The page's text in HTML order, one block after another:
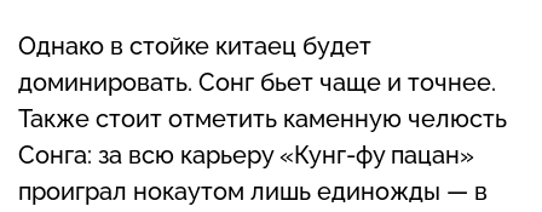
Однако в стойке китаец будет
доминировать. Сонг бьет чаще и точнее.
Также стоит отметить каменную челюсть
Сонга: за всю карьеру «Кунг-фу пацан»
проиграл нокаутом лишь единожды — в